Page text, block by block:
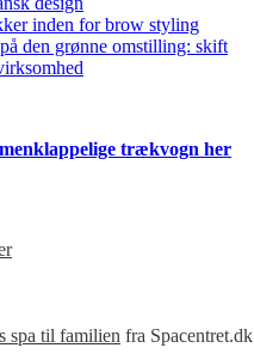
inden for brow styling
den grønne omstilling: skift
trækvogn her
spa til familien fra Spacentret.dk